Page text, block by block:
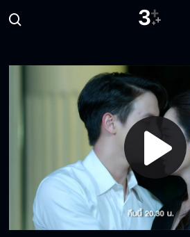
Play
Video
ไหนบอกไม่คิดถึงไง
คุณจะไม่บอกจริงๆเ
ฉันจะเป็นทุกอย่างใ